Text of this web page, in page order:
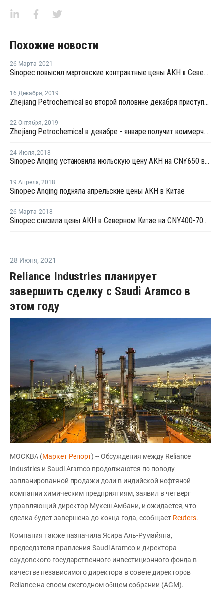
Похожие новости
26 Марта, 2021
Sinopec повысил мартовские контрактные цены АКН в Северном Китае на CNY3 600 за тонну
16 Декабря, 2019
Zhejiang Petrochemical во второй половине декабря приступит к тестовому производству на новом заводе стирола в Китае
22 Октября, 2019
Zhejiang Petrochemical в декабре - январе получит коммерческую продукцию на новом заводе бензола в Китае
24 Июля, 2018
Sinopec Anqing установила июльскую цену АКН на CNY650 выше уровня цен в июне
19 Апреля, 2018
Sinopec Anqing подняла апрельские цены АКН в Китае
26 Марта, 2018
Sinopec снизила цены АКН в Северном Китае на CNY400-700 за тонну
28 Июня, 2021
Reliance Industries планирует
завершить сделку с Saudi Aramco в
этом году
МОСКВА (Маркет Репорт) -- Обсуждения между Reliance
Industries и Saudi Aramco продолжаются по поводу
запланированной продажи доли в индийской нефтяной
компании химическим предприятиям, заявил в четверг
управляющий директор Мукеш Амбани, и ожидается, что
сделка будет завершена до конца года, сообщает Reuters.
Компания также назначила Ясира Аль-Румайяна,
председателя правления Saudi Aramco и директора
саудовского государственного инвестиционного фонда в
качестве независимого директора в совете директоров
Reliance на своем ежегодном общем собрании (AGM).